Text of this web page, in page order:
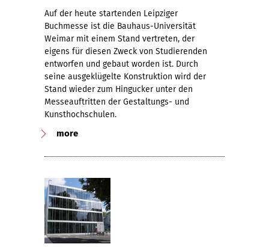
Auf der heute startenden Leipziger
Buchmesse ist die Bauhaus-Universität
Weimar mit einem Stand vertreten, der
eigens für diesen Zweck von Studierenden
entworfen und gebaut worden ist. Durch
seine ausgeklügelte Konstruktion wird der
Stand wieder zum Hingucker unter den
Messeauftritten der Gestaltungs- und
Kunsthochschulen.
more